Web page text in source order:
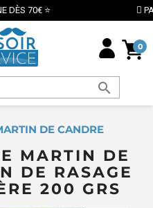
SÉCURISÉ PAR CARTE BANCAIRE
0
search
DE CANDRE
MARTIN DE
DE RASAGE
200 GRS